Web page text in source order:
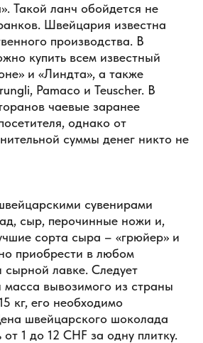
Такой ланч обойдется не
Швейцария известна
производства. В
купить всем известный
и «Линдта», а также
Pamaco и Teuscher. В
чаевые заранее
однако от
суммы денег никто не
сувенирами
сыр, перочинные ножи и,
сорта сыра – «грюйер» и
приобрести в любом
сырной лавке. Следует
масса вывозимого из страны
кг, его необходимо
швейцарского шоколада
1 до 12 CHF за одну плитку.